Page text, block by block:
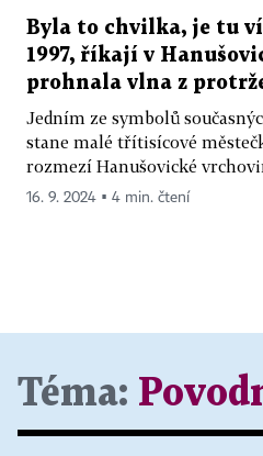
Byla to chvilka, je tu
1997, říkají v
prohnala vlna z
Jedním ze symbolů
stane malé třítisícové
rozmezí Hanušovické
16. 9. 2024 ▪ 4 min. čtení
Téma: